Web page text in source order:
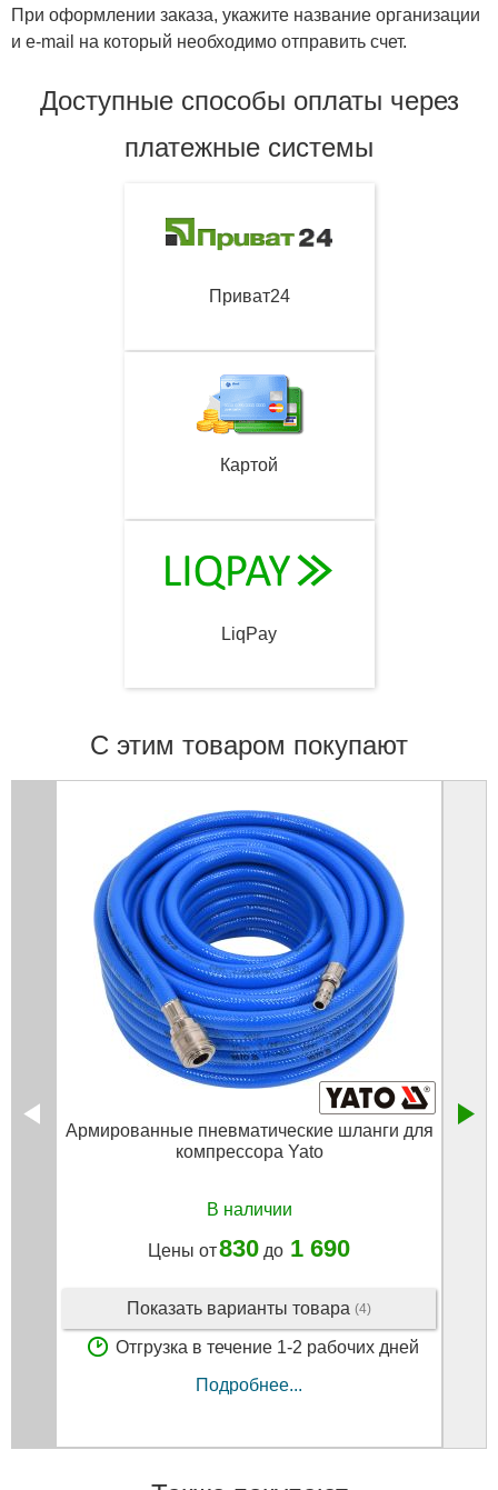
При оформлении заказа, укажите название организации
и e-mail на который необходимо отправить счет.
Доступные способы оплаты через
платежные системы
Приват24
Картой
LiqPay
С этим товаром покупают
Армированные пневматические шланги для
компрессора Yato
В наличии
Цены от830 до 1 690
Показать варианты товара (4)
Отгрузка в течение 1-2 рабочих дней
Подробнее...